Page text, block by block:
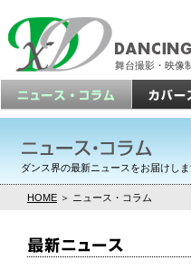
舞台撮影・映像
ダンス界の最新ニュースをお届けし
HOME ＞ ニュース・コラム